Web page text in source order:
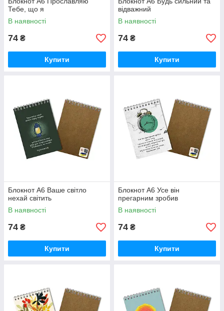
Тебе, що я
В наявності
74 ₴
Купити
відважний
В наявності
74 ₴
Купити
Блокнот А6 Ваше світло
нехай світить
В наявності
74 ₴
Купити
Блокнот А6 Усе він
прегарним зробив
В наявності
74 ₴
Купити